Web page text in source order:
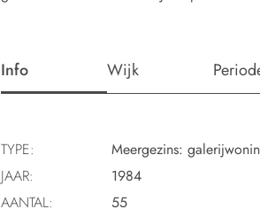
Info Wijk
TYPE:
Meergezins:
JAAR:
1984
AANTAL:
55